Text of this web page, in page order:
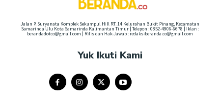
Jalan P. Suryanata Komplek Sekumpul Hill RT. 14 Kelurahan Bukit Pinang, Kecamatan
Samarinda Ulu Kota Samarinda Kalimantan Timur | Telepon : 0852-4906-6678 | Iklan :
berandadotco@gmail.com | Rilis dan Hak Jawab : redaksiberanda.co@gmail.com
Yuk Ikuti Kami